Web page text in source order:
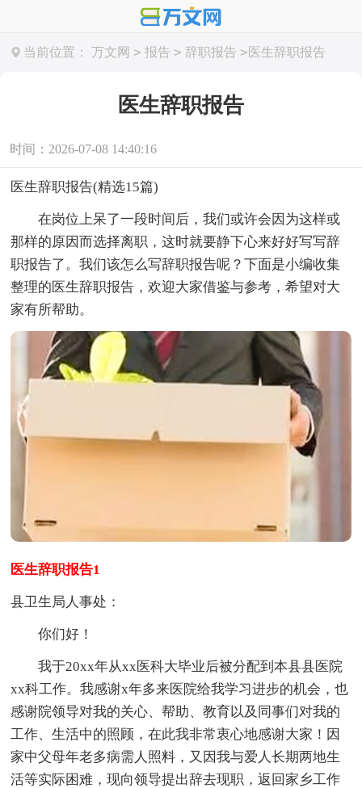
当前位置： 万文网 > 报告 > 辞职报告 > 医生辞职报告
医生辞职报告
时间：2026-07-08 14:40:16
医生辞职报告(精选15篇)
在岗位上呆了一段时间后，我们或许会因为这样或
那样的原因而选择离职，这时就要静下心来好好写写辞
职报告了。我们该怎么写辞职报告呢？下面是小编收集
整理的医生辞职报告，欢迎大家借鉴与参考，希望对大
家有所帮助。
医生辞职报告1
县卫生局人事处：
你们好！
我于20xx年从xx医科大毕业后被分配到本县县医院
xx科工作。我感谢x年多来医院给我学习进步的机会，也
感谢院领导对我的关心、帮助、教育以及同事们对我的
工作、生活中的照顾，在此我非常衷心地感谢大家！因
家中父母年老多病需人照料，又因我与爱人长期两地生
活等实际困难，现向领导提出辞去现职，返回家乡工作